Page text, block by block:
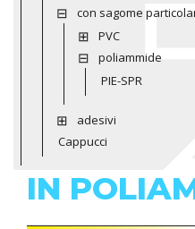
con sagome
PVC
poliammide
PIE-SPR
adesivi
Cappucci
IN